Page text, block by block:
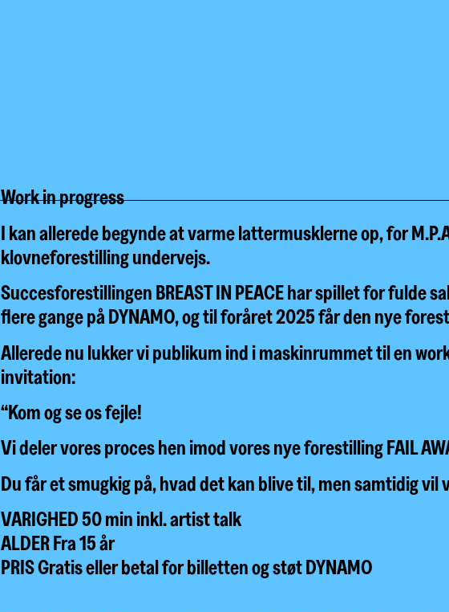
Work in progress
I kan allerede begynde at varme lattermusklerne op, for
klovneforestilling undervejs.
Succesforestillingen BREAST IN PEACE har spillet for fulde
flere gange på DYNAMO, og til foråret 2025 får den nye
Allerede nu lukker vi publikum ind i maskinrummet til en
invitation:
“Kom og se os fejle!
Vi deler vores proces hen imod vores nye forestilling FAIL
Du får et smugkig på, hvad det kan blive til, men samtidig vil
VARIGHED 50 min inkl. artist talk
ALDER Fra 15 år
PRIS Gratis eller betal for billetten og støt DYNAMO